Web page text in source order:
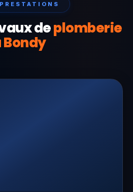
deplomberie
Bondy